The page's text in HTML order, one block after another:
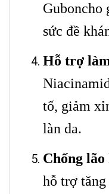
Guboncho
sức đề
Hỗ trợ
tố, giảm
làn da.
Chống lão
hỗ trợ